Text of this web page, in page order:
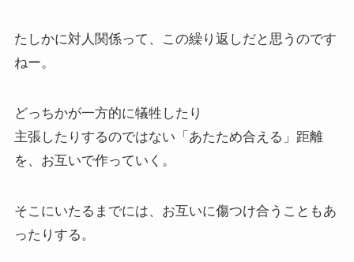
たしかに対人関係って、この繰り返しだと思うのです
ねー。
どっちかが一方的に犠牲したり
主張したりするのではない「あたため合える」距離
を、お互いで作っていく。
そこにいたるまでには、お互いに傷つけ合うこともあ
ったりする。